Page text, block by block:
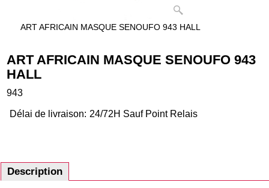
ART AFRICAIN MASQUE SENOUFO 943 HALL
ART AFRICAIN MASQUE SENOUFO 943
HALL
943
Délai de livraison: 24/72H Sauf Point Relais
Description